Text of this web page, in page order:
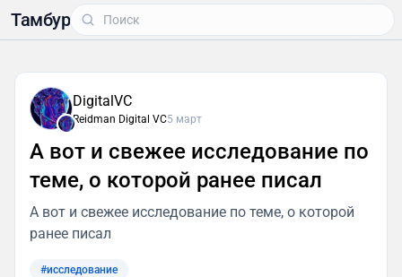
Тамбур
DigitalVC
Reidman Digital VC5 март
А вот и свежее исследование по
теме, о которой ранее писал
А вот и свежее исследование по теме, о которой
ранее писал
#исследование